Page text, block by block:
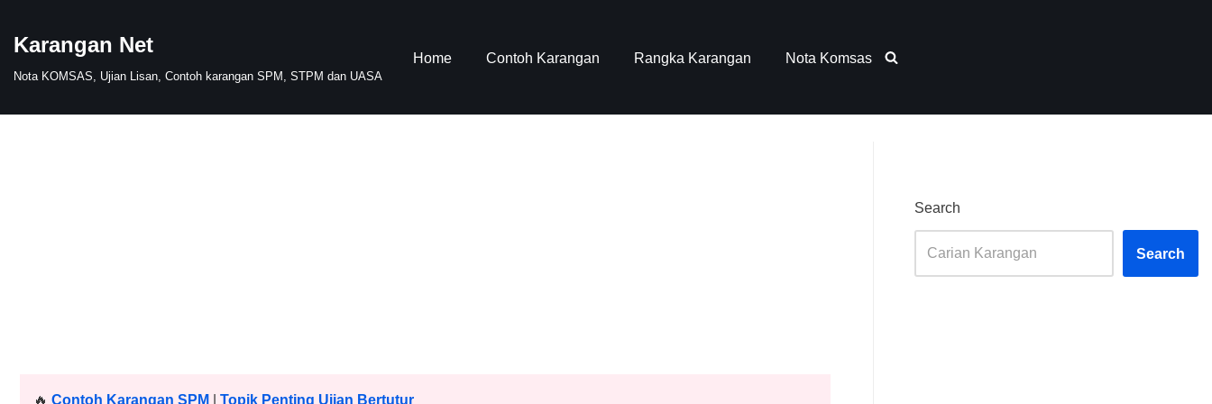
Skip
to
Karangan Net
Nota KOMSAS, Ujian Lisan, Contoh karangan SPM, STPM dan UASA
Home Contoh Karangan Rangka Karangan Nota Komsas
🔥 Contoh Karangan SPM Topik Penting Ujian Bertutur
Search
Search